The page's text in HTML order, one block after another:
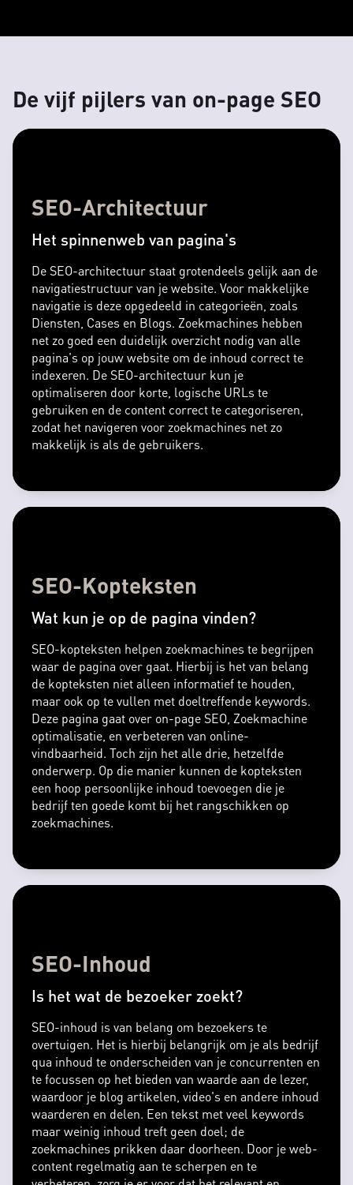
De vijf pijlers van on-page SEO
SEO-Architectuur
Het spinnenweb van pagina's
De SEO-architectuur staat grotendeels gelijk aan de
navigatiestructuur van je website. Voor makkelijke
navigatie is deze opgedeeld in categorieën, zoals
Diensten, Cases en Blogs. Zoekmachines hebben
net zo goed een duidelijk overzicht nodig van alle
pagina's op jouw website om de inhoud correct te
indexeren. De SEO-architectuur kun je
optimaliseren door korte, logische URLs te
gebruiken en de content correct te categoriseren,
zodat het navigeren voor zoekmachines net zo
makkelijk is als de gebruikers.
SEO-Kopteksten
Wat kun je op de pagina vinden?
SEO-kopteksten helpen zoekmachines te begrijpen
waar de pagina over gaat. Hierbij is het van belang
de kopteksten niet alleen informatief te houden,
maar ook op te vullen met doeltreffende keywords.
Deze pagina gaat over on-page SEO, Zoekmachine
optimalisatie, en verbeteren van online-
vindbaarheid. Toch zijn het alle drie, hetzelfde
onderwerp. Op die manier kunnen de kopteksten
een hoop persoonlijke inhoud toevoegen die je
bedrijf ten goede komt bij het rangschikken op
zoekmachines.
SEO-Inhoud
Is het wat de bezoeker zoekt?
SEO-inhoud is van belang om bezoekers te
overtuigen. Het is hierbij belangrijk om je als bedrijf
qua inhoud te onderscheiden van je concurrenten en
te focussen op het bieden van waarde aan de lezer,
waardoor je blog artikelen, video's en andere inhoud
waarderen en delen. Een tekst met veel keywords
maar weinig inhoud treft geen doel; de
zoekmachines prikken daar doorheen. Door je web-
content regelmatig aan te scherpen en te